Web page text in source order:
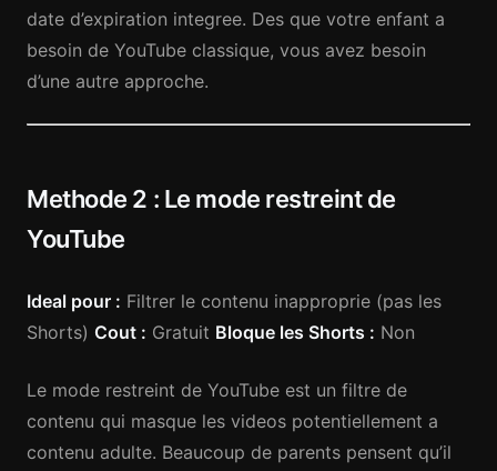
date d’expiration integree. Des que votre enfant a
besoin de YouTube classique, vous avez besoin
d’une autre approche.
Methode 2 : Le mode restreint de
YouTube
Ideal pour : Filtrer le contenu inapproprie (pas les
Shorts) Cout : Gratuit Bloque les Shorts : Non
Le mode restreint de YouTube est un filtre de
contenu qui masque les videos potentiellement a
contenu adulte. Beaucoup de parents pensent qu’il